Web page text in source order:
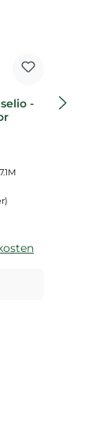
-